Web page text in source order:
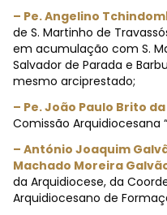
– Pe. Angelino
de S. Martinho de
em acumulação com S.
Salvador de Parada e
mesmo arciprestado;
– Pe. João Paulo Brito
Comissão Arquidiocesana
– António Joaquim
Machado Moreira
da Arquidiocese, da
Arquidiocesano de